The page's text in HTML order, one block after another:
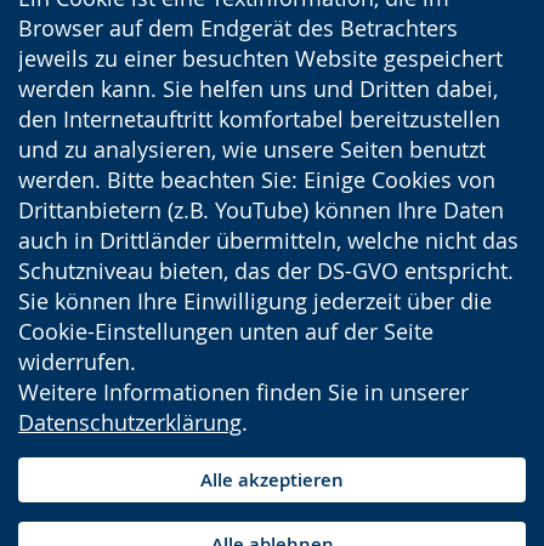
Browser auf dem Endgerät des Betrachters
jeweils zu einer besuchten Website gespeichert
werden kann. Sie helfen uns und Dritten dabei,
den Internetauftritt komfortabel bereitzustellen
und zu analysieren, wie unsere Seiten benutzt
werden. Bitte beachten Sie: Einige Cookies von
Drittanbietern (z.B. YouTube) können Ihre Daten
auch in Drittländer übermitteln, welche nicht das
Schutzniveau bieten, das der DS-GVO entspricht.
Sie können Ihre Einwilligung jederzeit über die
Cookie-Einstellungen unten auf der Seite
widerrufen.
Weitere Informationen finden Sie in unserer
Datenschutzerklärung.
Alle akzeptieren